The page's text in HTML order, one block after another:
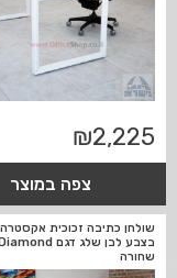
₪2,225
צפה במוצר
שולחן כתיבה זכוכית
שחורה